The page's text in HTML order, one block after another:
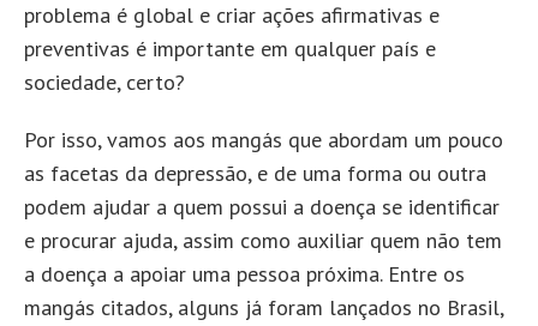
problema é global e criar ações afirmativas e
preventivas é importante em qualquer país e
sociedade, certo?
Por isso, vamos aos mangás que abordam um pouco
as facetas da depressão, e de uma forma ou outra
podem ajudar a quem possui a doença se identificar
e procurar ajuda, assim como auxiliar quem não tem
a doença a apoiar uma pessoa próxima. Entre os
mangás citados, alguns já foram lançados no Brasil,